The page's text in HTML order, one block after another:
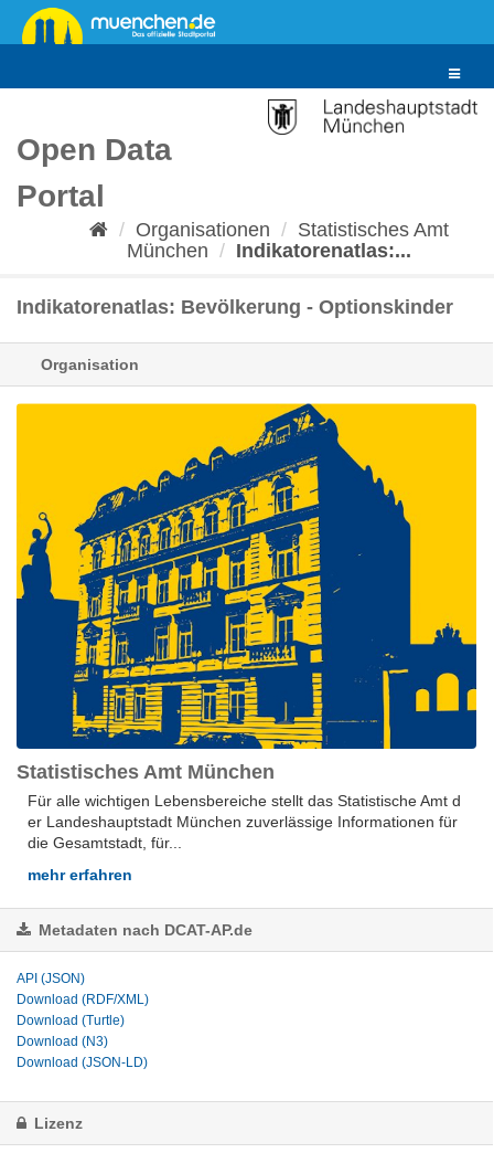
Überspringen
zum
Toggle
Open Data
Portal
Organisationen
Statistisches Amt
München
Indikatorenatlas:...
Indikatorenatlas: Bevölkerung - Optionskinder
Organisation
Statistisches Amt München
Für alle wich­ti­gen Le­bens­be­rei­che stellt das Sta­tis­ti­sche Amt d
er Lan­des­hauptstadt Mün­chen zu­ver­läs­si­ge In­for­ma­tio­nen für
die Ge­samt­stadt, für...
mehr erfahren
Metadaten nach DCAT-AP.de
API (JSON)
Download (RDF/XML)
Download (Turtle)
Download (N3)
Download (JSON-LD)
Lizenz